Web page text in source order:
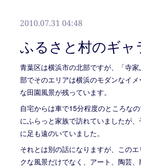
2010.07.31 04:48
ふるさと村のギャ
青葉区は横浜市の北部ですが、「寺
部でそのエリアは横浜のモダンなイ
な田園風景が残っています。
自宅からは車で15分程度のところな
にふらっと家族で訪れていましたが
に足も遠のいていました。
それとは別の話になりますが、この
クな風景だけでなく、アート、陶芸